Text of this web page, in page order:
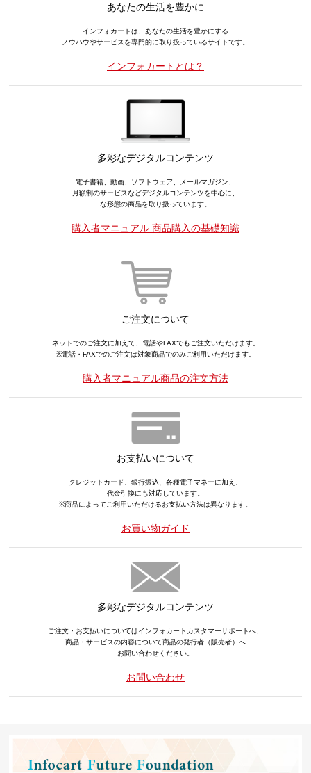
あなたの生活を豊かに
インフォカートは、あなたの生活を豊かにする
ノウハウやサービスを専門的に取り扱っているサイトです。
インフォカートとは？
多彩なデジタルコンテンツ
電子書籍、動画、ソフトウェア、メールマガジン、
月額制のサービスなどデジタルコンテンツを中心に、
な形態の商品を取り扱っています。
購入者マニュアル 商品購入の基礎知識
ご注文について
ネットでのご注文に加えて、電話やFAXでもご注文いただけます。
※電話・FAXでのご注文は対象商品でのみご利用いただけます。
購入者マニュアル商品の注文方法
お支払いについて
クレジットカード、銀行振込、各種電子マネーに加え、
代金引換にも対応しています。
※商品によってご利用いただけるお支払い方法は異なります。
お買い物ガイド
多彩なデジタルコンテンツ
ご注文・お支払いについてはインフォカートカスタマーサポートへ、
商品・サービスの内容について商品の発行者（販売者）へ
お問い合わせください。
お問い合わせ